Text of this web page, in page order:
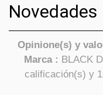
Novedades
Opinione(s) y
Marca : BLACK
calificación(s) y